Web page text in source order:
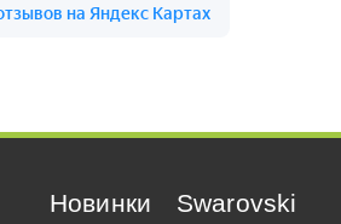
Новинки
Swarovski